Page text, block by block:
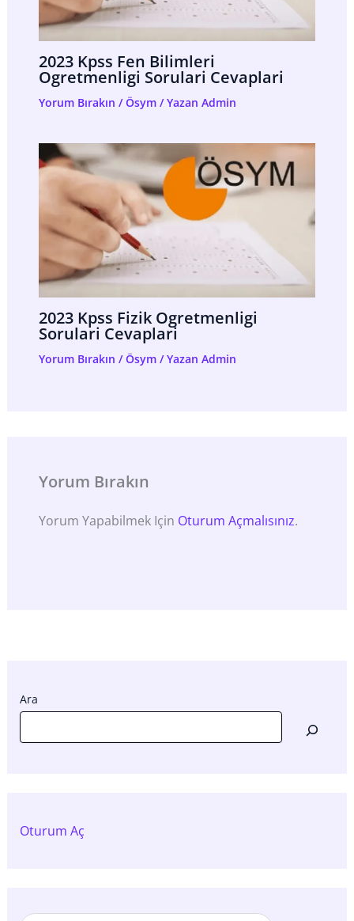
2023 Kpss Fen Bilimleri
Ogretmenligi Sorulari Cevaplari
Yorum Bırakın /Ösym/ Yazan Admin
2023 Kpss Fizik Ogretmenligi
Sorulari Cevaplari
Yorum Bırakın /Ösym/ Yazan Admin
Yorum Bırakın
Yorum Yapabilmek Için Oturum Açmalısınız.
Ara
Oturum Aç